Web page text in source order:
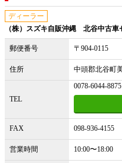
ディーラー
（株）スズキ自販沖縄 北谷中古車
郵便番号 〒904-0115
住所 中頭郡北谷町
TEL
0078-6044-8875
FAX 098-936-4155
営業時間 10:00〜18:00